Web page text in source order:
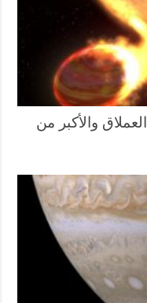
تعرف على كوكب WASP-12b العملاق والأكبر من